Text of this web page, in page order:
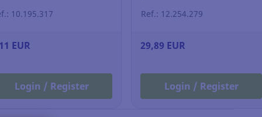
10.195.317
EUR
Login / Register
Ref.: 12.254.279
29,89 EUR
Login / Register